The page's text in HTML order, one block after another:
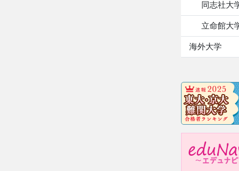
同志社大
立命館大
海外大学